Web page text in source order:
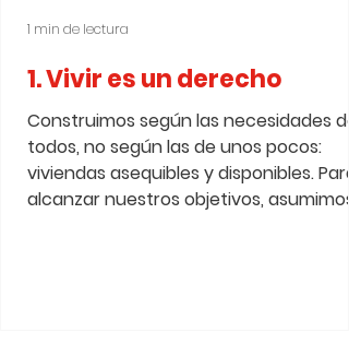
1. Vivir es un derecho
Construimos según las necesidades de
todos, no según las de unos pocos:
viviendas asequibles y disponibles. Para
alcanzar nuestros objetivos, asumimos
1 min de lectura